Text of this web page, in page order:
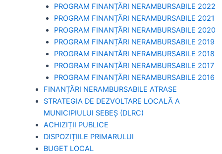
PROGRAM FINANȚĂRI NERAMBURSABILE 2022
PROGRAM FINANȚĂRI NERAMBURSABILE 2021
PROGRAM FINANȚĂRI NERAMBURSABILE 2020
PROGRAM FINANȚĂRI NERAMBURSABILE 2019
PROGRAM FINANTĂRI NERAMBURSABILE 2018
PROGRAM FINANȚĂRI NERAMBURSABILE 2017
PROGRAM FINANȚĂRI NERAMBURSABILE 2016
FINANȚĂRI NERAMBURSABILE ATRASE
STRATEGIA DE DEZVOLTARE LOCALĂ A
MUNICIPIULUI SEBEȘ (DLRC)
ACHIZIȚII PUBLICE
DISPOZIȚIILE PRIMARULUI
BUGET LOCAL